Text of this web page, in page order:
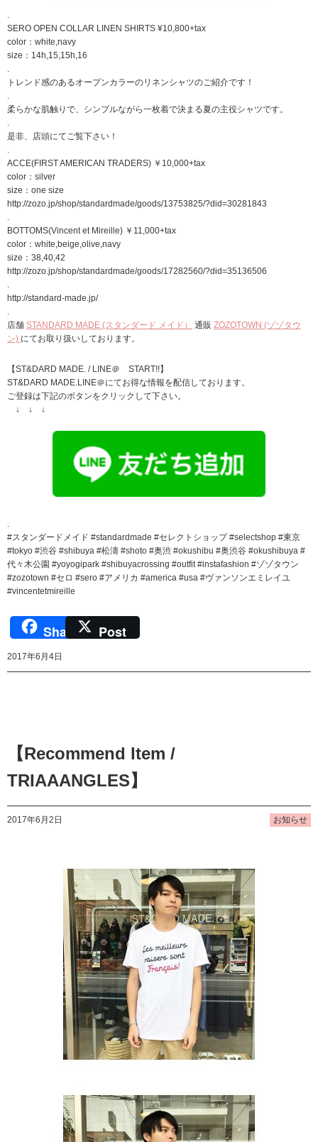
SERO OPEN COLLAR LINEN SHIRTS ¥10,800+tax
color：white,navy
size：14h,15,15h,16
トレンド感のあるオープンカラーのリネンシャツのご紹介です！
柔らかな肌触りで、シンプルながら一枚着で決まる夏の主役シャツです。
是非、店頭にてご覧下さい！
ACCE(FIRST AMERICAN TRADERS) ￥10,000+tax
color：silver
size：one size
http://zozo.jp/shop/standardmade/goods/13753825/?did=30281843
BOTTOMS(Vincent et Mireille) ￥11,000+tax
color：white,beige,olive,navy
size：38,40,42
http://zozo.jp/shop/standardmade/goods/17282560/?did=35136506
http://standard-made.jp/
店舗 STANDARD MADE (スタンダード メイド） 通販 ZOZOTOWN (ゾゾタウ
ン) にてお取り扱いしております。
【ST&DARD MADE. / LINE＠ START!!】
ST&DARD MADE.LINE＠にてお得な情報を配信しております。
ご登録は下記のボタンをクリックして下さい。
↓ ↓ ↓
#スタンダードメイド #standardmade #セレクトショップ #selectshop #東京
#tokyo #渋谷 #shibuya #松濤 #shoto #奥渋 #okushibu #奥渋谷 #okushibuya #
代々木公園 #yoyogipark #shibuyacrossing #outfit #instafashion #ゾゾタウン
#zozotown #セロ #sero #アメリカ #america #usa #ヴァンソンエミレイユ
#vincentetmireille
Share Post
2017年6月4日
【Recommend Item /
TRIAAANGLES】
2017年6月2日 お知らせ